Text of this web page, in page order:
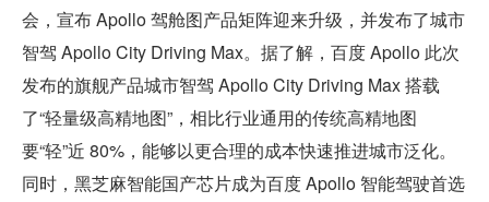
会，宣布 Apollo 驾舱图产品矩阵迎来升级，并发布了城市
智驾 Apollo City Driving Max。据了解，百度 Apollo 此次
发布的旗舰产品城市智驾 Apollo City Driving Max 搭载
了“轻量级高精地图”，相比行业通用的传统高精地图
要“轻”近 80%，能够以更合理的成本快速推进城市泛化。
同时，黑芝麻智能国产芯片成为百度 Apollo 智能驾驶首选